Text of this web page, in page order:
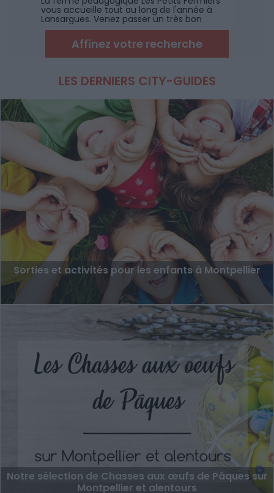
vous accueille tout au long de l'année à
Lansargues. Venez passer un très bon
moment en famille à la découverte des
animaux de la ferme, et des fruits de
saisons, et profitez des jeux en plein air et de
l'espace aquatique en été.
Affinez votre recherche
LES DERNIERS CITY-GUIDES
Sorties et activités pour les enfants à Montpellier
Notre sélection de Chasses aux œufs de Pâques sur
Montpellier et alentours